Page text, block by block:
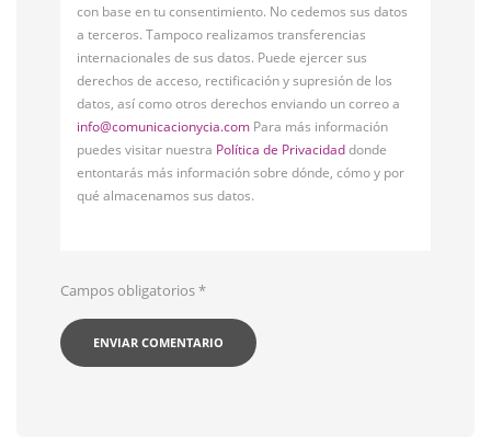
con base en tu consentimiento. No cedemos sus datos
a terceros. Tampoco realizamos transferencias
internacionales de sus datos. Puede ejercer sus
derechos de acceso, rectificación y supresión de los
datos, así como otros derechos enviando un correo a
info@comunicacionycia.com Para más información
puedes visitar nuestra Política de Privacidaddonde
entontarás más información sobre dónde, cómo y por
qué almacenamos sus datos.
Campos obligatorios*